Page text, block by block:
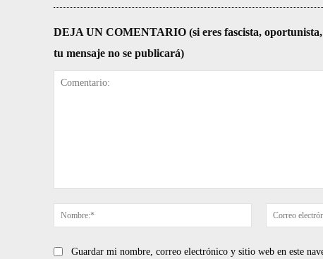
DEJA UN COMENTARIO (si eres fascista,
tu mensaje no se publicará)
Nombre:*
Guardar mi nombre, correo electrónico y sitio web en este